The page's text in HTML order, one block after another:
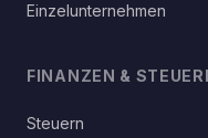
Einzelunternehmen
FINANZEN &
Steuern